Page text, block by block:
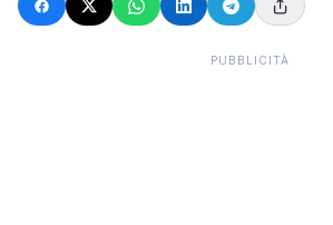
PUBBLICITÀ